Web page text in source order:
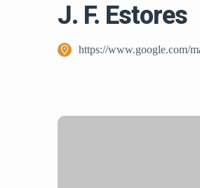
J. F. Estores
https://www.google.com/